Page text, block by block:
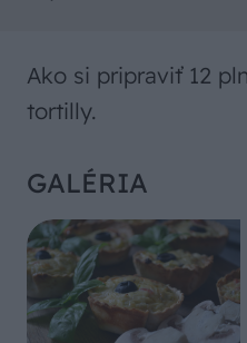
Ako si pripraviť 12
tortilly.
GALÉRIA